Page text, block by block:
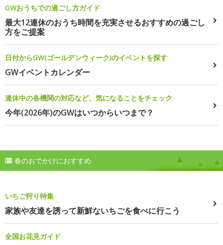
GWおうちでの過ごし方ガイド
最大12連休のおうち時間を充実させるおすすめの過ごし
方をご提案
日付からGW(ゴールデンウィーク)のイベントを探す
GWイベントカレンダー
連休中の各機関の対応など、気になることをチェック
今年(2026年)のGWはいつからいつまで？
春のおでかけにおすすめ
いちご狩り特集
家族や友達を誘って新鮮ないちごを食べに行こう
全国お花見ガイド